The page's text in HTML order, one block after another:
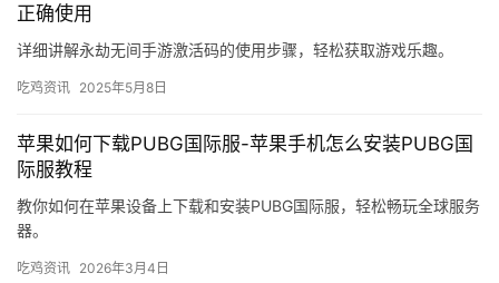
正确使用
详细讲解永劫无间手游激活码的使用步骤，轻松获取游戏乐趣。
吃鸡资讯 2025年5月8日
苹果如何下载PUBG国际服-苹果手机怎么安装PUBG国
际服教程
教你如何在苹果设备上下载和安装PUBG国际服，轻松畅玩全球服务
器。
吃鸡资讯 2026年3月4日